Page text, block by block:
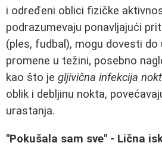
i određeni oblici fizičke
podrazumevaju ponavljajući
(ples, fudbal), mogu dovesti do
promene u težini, posebno
kao što je gljivična infekcija
oblik i debljinu nokta,
urastanja.
"Pokušala sam sve" - Lična